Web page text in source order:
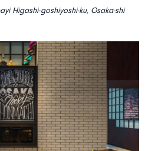
Higashi-goshiyoshi-ku, Osaka-shi